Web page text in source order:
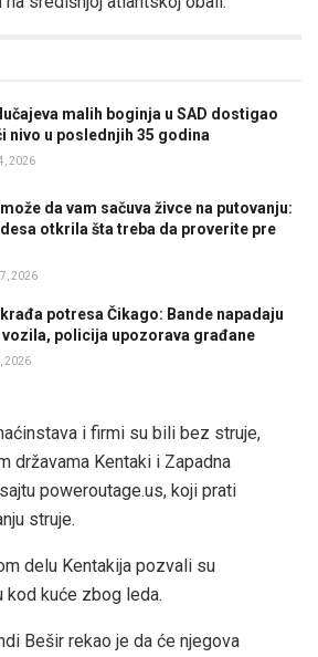
malih boginja u SAD dostigao
nivo u poslednjih 35 godina
2026
da vam sačuva živce na putovanju:
otkrila šta treba da proverite pre
2026
potresa Čikago: Bande napadaju
vozila, policija upozorava građane
2026
i firmi su bili bez struje,
državama Kentaki i Zapadna
poweroutage.us, koji prati
struje.
delu Kentakija pozvali su
kod kuće zbog leda.
Bešir rekao je da će njegova